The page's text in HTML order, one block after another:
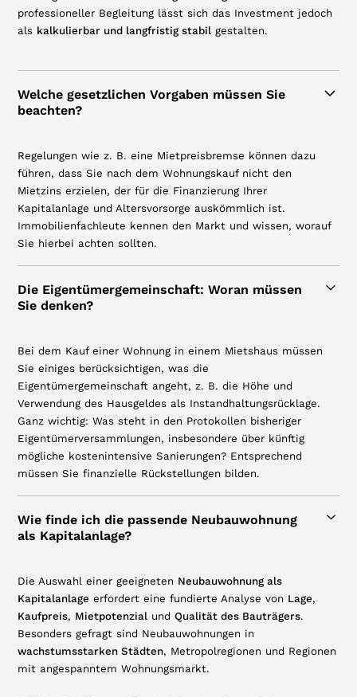
professioneller Begleitung lässt sich das Investment jedoch
als kalkulierbar und langfristig stabil gestalten.
Welche gesetzlichen Vorgaben müssen Sie
beachten?
Regelungen wie z. B. eine Mietpreisbremse können dazu
führen, dass Sie nach dem Wohnungskauf nicht den
Mietzins erzielen, der für die Finanzierung Ihrer
Kapitalanlage und Altersvorsorge auskömmlich ist.
Immobilienfachleute kennen den Markt und wissen, worauf
Sie hierbei achten sollten.
Die Eigentümergemeinschaft: Woran müssen
Sie denken?
Bei dem Kauf einer Wohnung in einem Mietshaus müssen
Sie einiges berücksichtigen, was die
Eigentümergemeinschaft angeht, z. B. die Höhe und
Verwendung des Hausgeldes als Instandhaltungsrücklage.
Ganz wichtig: Was steht in den Protokollen bisheriger
Eigentümerversammlungen, insbesondere über künftig
mögliche kostenintensive Sanierungen? Entsprechend
müssen Sie finanzielle Rückstellungen bilden.
Wie finde ich die passende Neubauwohnung
als Kapitalanlage?
Die Auswahl einer geeigneten Neubauwohnung als
Kapitalanlage erfordert eine fundierte Analyse von Lage,
Kaufpreis, Mietpotenzial undQualität des Bauträgers.
Besonders gefragt sind Neubauwohnungen in
wachstumsstarken Städten, Metropolregionen und Regionen
mit angespanntem Wohnungsmarkt.